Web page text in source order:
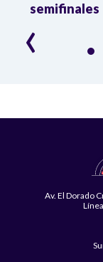
semifinales
‹
Av. El Dorado